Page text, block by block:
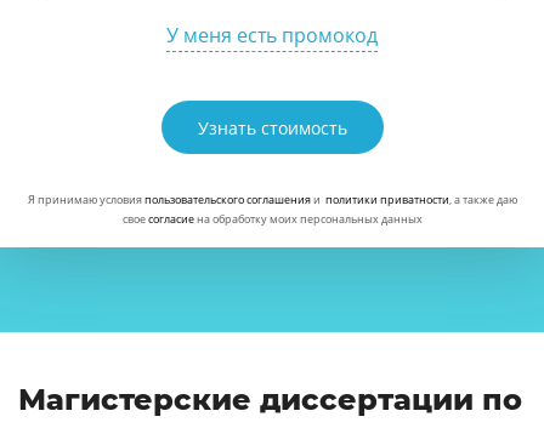
У меня есть промокод
Узнать стоимость
Я принимаю условияпользовательского соглашенияи политики приватности, а также даю
своесогласиена обработку моих персональных данных
Магистерские диссертации по